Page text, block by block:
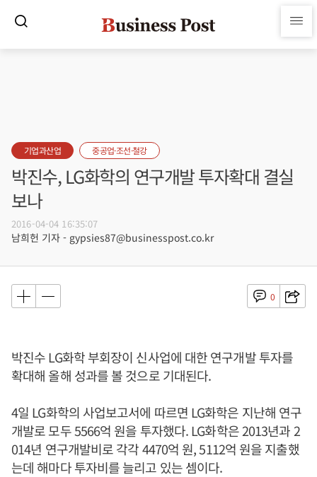
기업과산업 중공업·조선·철강
박진수, LG화학의 연구개발 투자확대 결실
보나
2016-04-04 16:35:07
남희헌 기자 - gypsies87@businesspost.co.kr
0
박진수 LG화학 부회장이 신사업에 대한 연구개발 투자를
확대해 올해 성과를 볼 것으로 기대된다.
4일 LG화학의 사업보고서에 따르면 LG화학은 지난해 연구
개발로 모두 5566억 원을 투자했다. LG화학은 2013년과 2
014년 연구개발비로 각각 4470억 원, 5112억 원을 지출했
는데 해마다 투자비를 늘리고 있는 셈이다.